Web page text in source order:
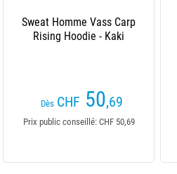
Sweat Homme Vass Carp
Rising Hoodie - Kaki
Dès CHF 50,69
Prix public conseillé: CHF 50,69